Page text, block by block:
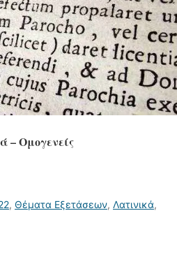
– Ομογενείς
, Θέματα Εξετάσεων, Λατινικά,